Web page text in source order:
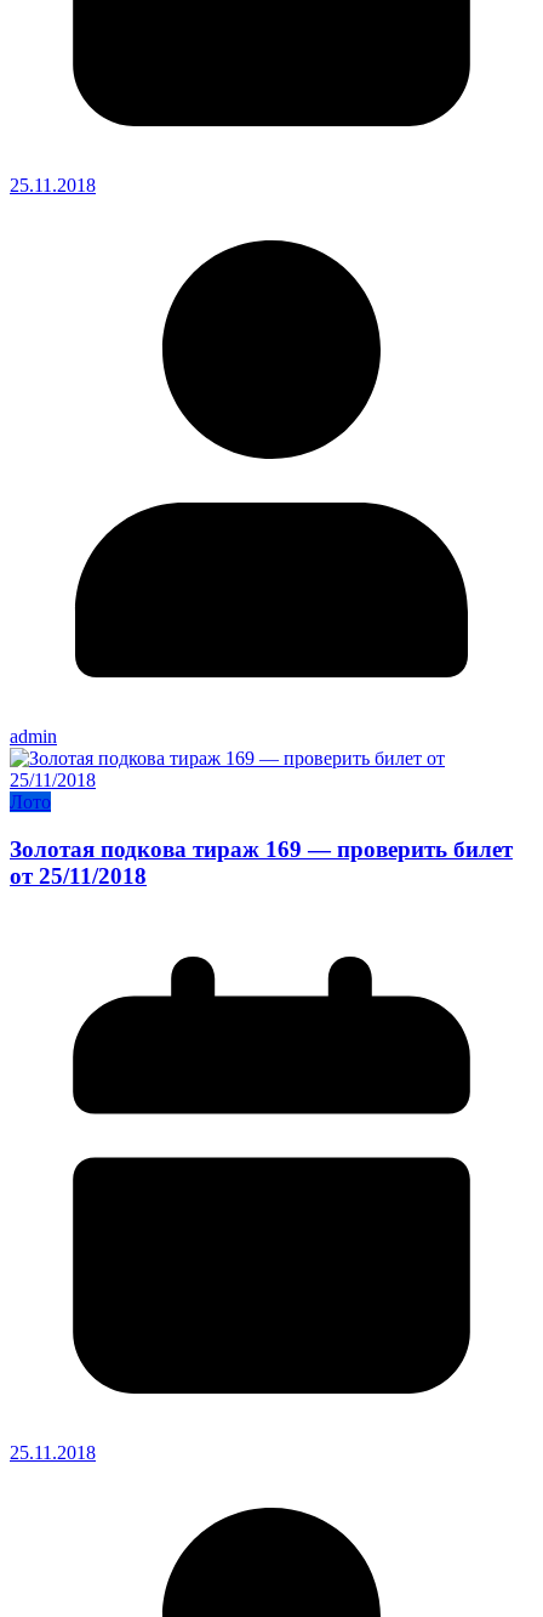
25.11.2018
admin
Лото
Золотая подкова тираж 169 — проверить билет
от 25/11/2018
25.11.2018